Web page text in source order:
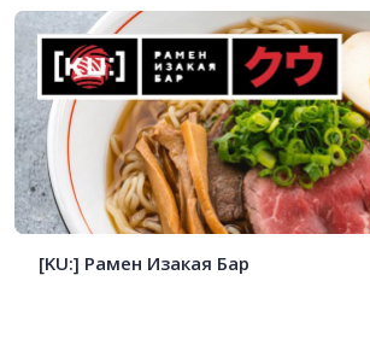
[KU:] Рамен Изакая Бар